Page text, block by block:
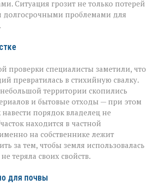
захламили
сельхозугодья
Ситуация грозит не только потерей
долгосрочными проблемами для
проверки специалисты заметили, что
превратилась в стихийную свалку.
территории скопились
и бытовые отходы — при этом
порядок владелец не
находится в частной
на собственнике лежит
за тем, чтобы земля использовалась
теряла своих свойств.
для почвы